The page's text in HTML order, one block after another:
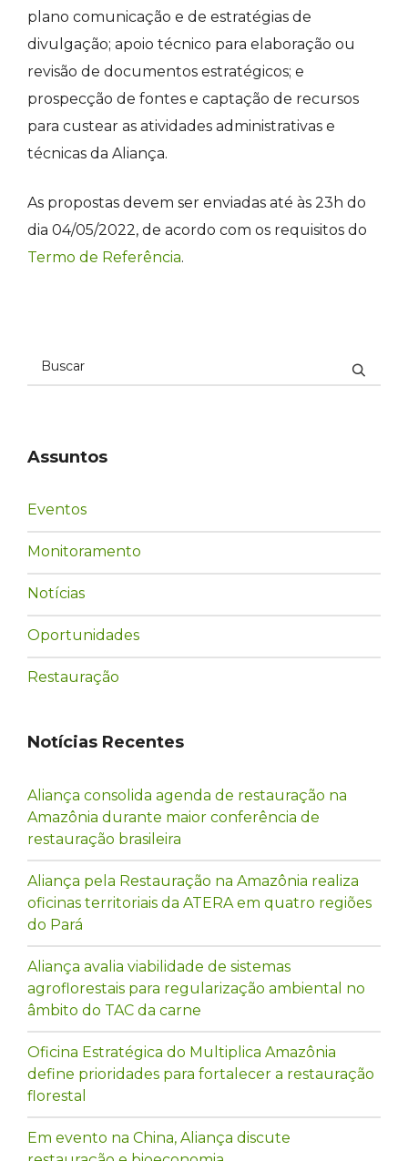
plano comunicação e de estratégias de
divulgação; apoio técnico para elaboração ou
revisão de documentos estratégicos; e
prospecção de fontes e captação de recursos
para custear as atividades administrativas e
técnicas da Aliança.
As propostas devem ser enviadas até às 23h do
dia 04/05/2022, de acordo com os requisitos do
Termo de Referência.
Assuntos
Eventos
Monitoramento
Notícias
Oportunidades
Restauração
Notícias Recentes
Aliança consolida agenda de restauração na
Amazônia durante maior conferência de
restauração brasileira
Aliança pela Restauração na Amazônia realiza
oficinas territoriais da ATERA em quatro regiões
do Pará
Aliança avalia viabilidade de sistemas
agroflorestais para regularização ambiental no
âmbito do TAC da carne
Oficina Estratégica do Multiplica Amazônia
define prioridades para fortalecer a restauração
florestal
Em evento na China, Aliança discute